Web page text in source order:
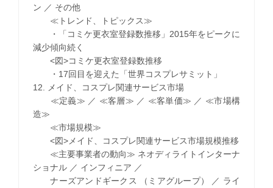
ン ／ その他
≪トレンド、トピックス≫
・「コミケ更衣室登録数推移」2015年をピークに
減少傾向続く
<図>コミケ更衣室登録数推移
・17回目を迎えた「世界コスプレサミット」
12. メイド、コスプレ関連サービス市場
≪定義≫ ／ ≪客層≫ ／ ≪客単価≫ ／ ≪市場構
造≫
≪市場規模≫
<図>メイド、コスプレ関連サービス市場規模推移
≪主要事業者の動向≫ ネオディライトインターナ
ショナル ／ インフィニア ／
ナーズアンドギークス （ミアグループ） ／ ライ